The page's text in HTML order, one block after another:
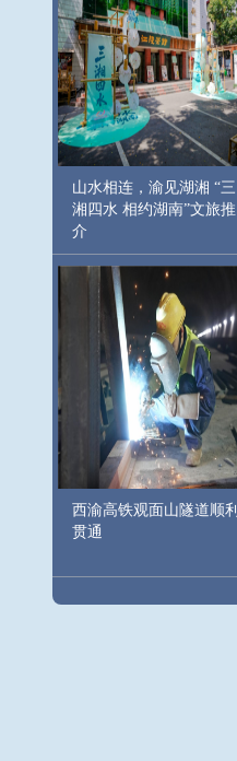
山水相连，渝见湖湘 “三
湘四水 相约湖南”文旅推
介
西渝高铁观面山隧道顺利
贯通